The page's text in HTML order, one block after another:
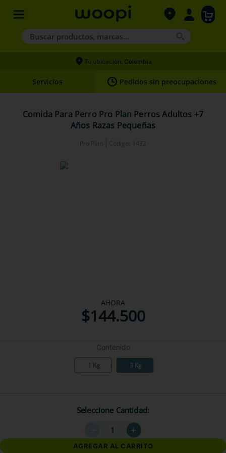
Buscar productos, marcas...
Términos más buscados
2.
hills
3.
nexgard
Tu ubicación: Colombia
Servicios Pedidos sin preocupaciones
Comida Para Perro Pro Plan Perros Adultos +7
Años Razas Pequeñas
Pro Plan Código: 1432
AHORA
$144.500
Contenido
1 Kg 3 Kg
Seleccione Cantidad
＋
AGREGAR AL CARRITO